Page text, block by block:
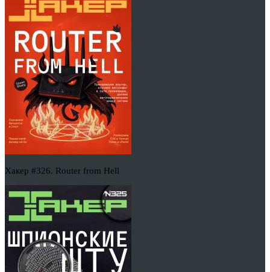
Хакер #326. Router from Hell